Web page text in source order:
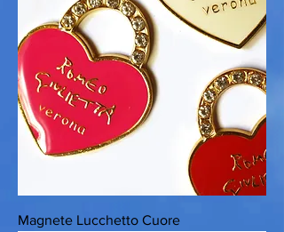
Magnete Lucchetto Cuore